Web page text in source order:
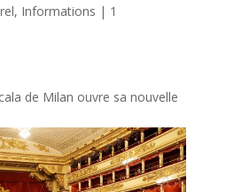
, Informations | 1
de Milan ouvre sa nouvelle